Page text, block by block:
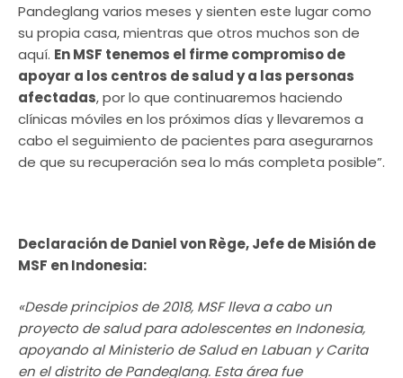
Pandeglang varios meses y sienten este lugar como
su propia casa, mientras que otros muchos son de
aquí. En MSF tenemos el firme compromiso de
apoyar a los centros de salud y a las personas
afectadas, por lo que continuaremos haciendo
clínicas móviles en los próximos días y llevaremos a
cabo el seguimiento de pacientes para asegurarnos
de que su recuperación sea lo más completa posible”.
Declaración de Daniel von Rège, Jefe de Misión de
MSF en Indonesia:
«Desde principios de 2018, MSF lleva a cabo un
proyecto de salud para adolescentes en Indonesia,
apoyando al Ministerio de Salud en Labuan y Carita
en el distrito de Pandeglang. Esta área fue